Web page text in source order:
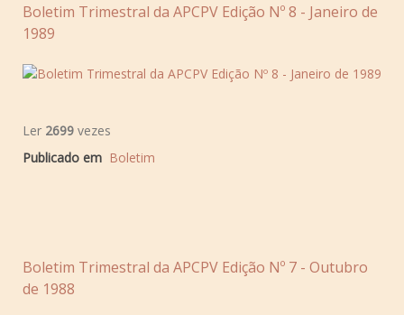
Boletim Trimestral da APCPV Edição Nº 8 - Janeiro de
1989
Ler 2699 vezes
Publicado em Boletim
Boletim Trimestral da APCPV Edição Nº 7 - Outubro
de 1988